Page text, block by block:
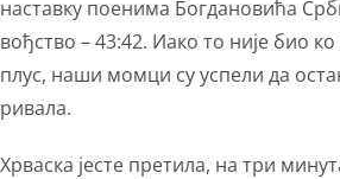
наставку поенима Богдановића
вођство – 43:42. Иако то није био
плус, наши момци су успели да
ривала.
Хрваска јесте претила, на три